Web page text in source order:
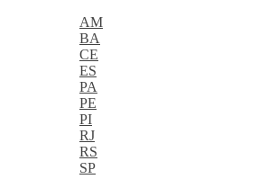
AM
BA
CE
ES
PA
PE
PI
RJ
RS
SP